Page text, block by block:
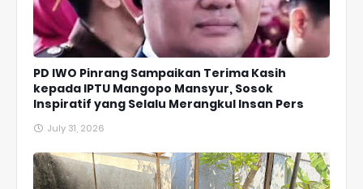
PD IWO Pinrang Sampaikan Terima Kasih
kepada IPTU Mangopo Mansyur, Sosok
Inspiratif yang Selalu Merangkul Insan Pers
July 31, 2026